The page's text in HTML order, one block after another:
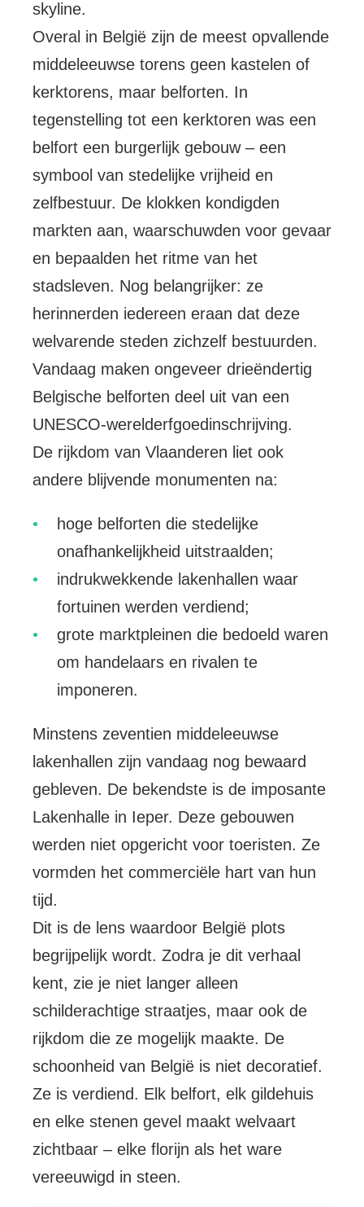
skyline.
Overal in België zijn de meest opvallende
middeleeuwse torens geen kastelen of
kerktorens, maar belforten. In
tegenstelling tot een kerktoren was een
belfort een burgerlijk gebouw – een
symbool van stedelijke vrijheid en
zelfbestuur. De klokken kondigden
markten aan, waarschuwden voor gevaar
en bepaalden het ritme van het
stadsleven. Nog belangrijker: ze
herinnerden iedereen eraan dat deze
welvarende steden zichzelf bestuurden.
Vandaag maken ongeveer drieëndertig
Belgische belforten deel uit van een
UNESCO-werelderfgoedinschrijving.
De rijkdom van Vlaanderen liet ook
andere blijvende monumenten na:
hoge belforten die stedelijke
onafhankelijkheid uitstraalden;
indrukwekkende lakenhallen waar
fortuinen werden verdiend;
grote marktpleinen die bedoeld waren
om handelaars en rivalen te
imponeren.
Minstens zeventien middeleeuwse
lakenhallen zijn vandaag nog bewaard
gebleven. De bekendste is de imposante
Lakenhalle in Ieper. Deze gebouwen
werden niet opgericht voor toeristen. Ze
vormden het commerciële hart van hun
tijd.
Dit is de lens waardoor België plots
begrijpelijk wordt. Zodra je dit verhaal
kent, zie je niet langer alleen
schilderachtige straatjes, maar ook de
rijkdom die ze mogelijk maakte. De
schoonheid van België is niet decoratief.
Ze is verdiend. Elk belfort, elk gildehuis
en elke stenen gevel maakt welvaart
zichtbaar – elke florijn als het ware
vereeuwigd in steen.